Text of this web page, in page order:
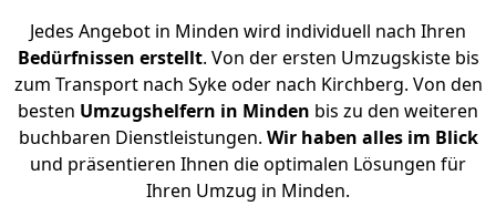
Jedes Angebot in Minden wird individuell nach Ihren
Bedürfnissen erstellt. Von der ersten Umzugskiste bis
zum Transport nach Syke oder nach Kirchberg. Von den
besten Umzugshelfern in Minden bis zu den weiteren
buchbaren Dienstleistungen. Wir haben alles im Blick
und präsentieren Ihnen die optimalen Lösungen für
Ihren Umzug in Minden.